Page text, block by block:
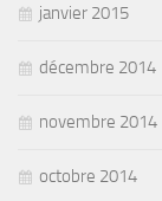
janvier 2015
décembre 2014
novembre 2014
octobre 2014